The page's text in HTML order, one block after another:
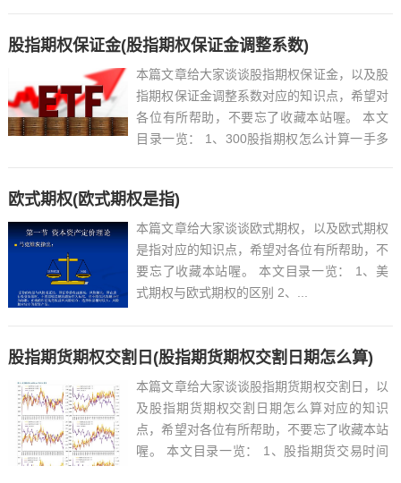
股指期权保证金(股指期权保证金调整系数)
本篇文章给大家谈谈股指期权保证金，以及股
指期权保证金调整系数对应的知识点，希望对
各位有所帮助，不要忘了收藏本站喔。 本文
目录一览： 1、300股指期权怎么计算一手多
欧式期权(欧式期权是指)
本篇文章给大家谈谈欧式期权，以及欧式期权
是指对应的知识点，希望对各位有所帮助，不
要忘了收藏本站喔。 本文目录一览： 1、美
式期权与欧式期权的区别 2、...
股指期货期权交割日(股指期货期权交割日期怎么算)
本篇文章给大家谈谈股指期货期权交割日，以
及股指期货期权交割日期怎么算对应的知识
点，希望对各位有所帮助，不要忘了收藏本站
喔。 本文目录一览： 1、股指期货交易时间